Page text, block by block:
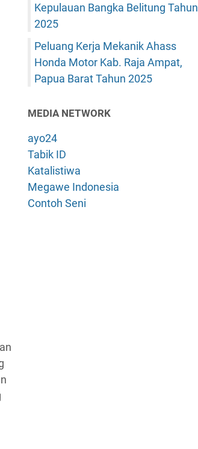
Kepulauan Bangka Belitung Tahun
2025
Peluang Kerja Mekanik Ahass
Honda Motor Kab. Raja Ampat,
Papua Barat Tahun 2025
MEDIA NETWORK
ayo24
Tabik ID
Katalistiwa
Megawe Indonesia
Contoh Seni